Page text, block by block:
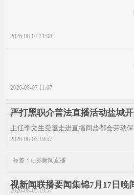
2026-08-07 11:08
2026-08-07 11:07
2026-08-05 19:57
2026-08-05 19:57
严打黑职介普法直播活动盐城
主任季文生受邀走进直播间盐都会劳动
标签：江苏新闻直播
视新闻联播要闻集锦7月17日晚